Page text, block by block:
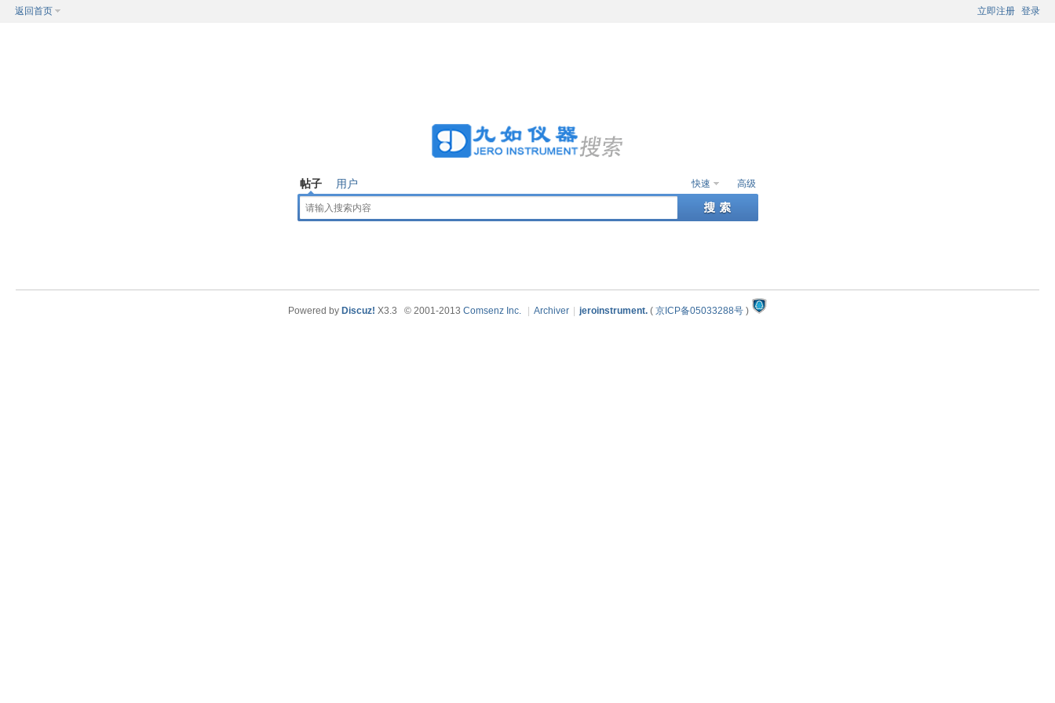
返回首页 立即注册 登录
快速 高级
帖子 用户
Powered by Discuz! X3.3 © 2001-2013 Comsenz Inc. Archiver jeroinstrument. ( 京ICP备05033288号 )